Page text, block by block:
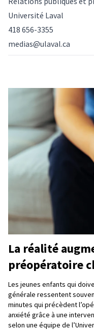
Université Laval
418 656-3355
medias@ulaval.ca
La réalité
préopératoire
Les jeunes enfants qui
générale ressentent
minutes qui précèdent
anxiété grâce à une
selon une équipe de